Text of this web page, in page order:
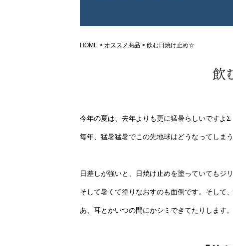
HOME > オススメ商品 > 飲む日焼け止め☆
飲
今年の夏は、去年よりも更に猛暑らしいですよΣ
毎年、猛暑猛暑でこの先地球はどうなってしま
日差しが強いと、日焼け止めを塗っていてもジ
そして暑くて塗りなおすのも面倒です。そして
あ、耳とかいつの間にかシミできてたりします。